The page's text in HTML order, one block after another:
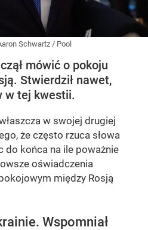
Schwartz / Pool
mówić o pokoju
Stwierdził nawet,
w tej kwestii.
w swojej drugiej
że często rzuca słowa
do końca na ile poważnie
oświadczenia
między Rosją
Wspomniał